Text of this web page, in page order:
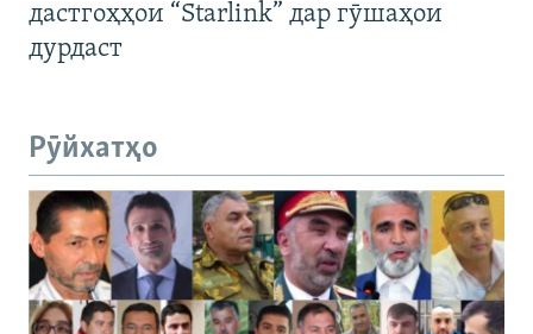
дастгоҳҳои “Starlink” дар гӯшаҳои
дурдаст
Рӯйхатҳо